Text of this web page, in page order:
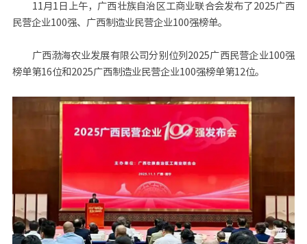
11月1日上午，广西壮族自治区工商业联合会发布了2025广西
民营企业100强、广西制造业民营企业100强榜单。
广西渤海农业发展有限公司分别位列2025广西民营企业100强
榜单第16位和2025广西制造业民营企业100强榜单第12位。